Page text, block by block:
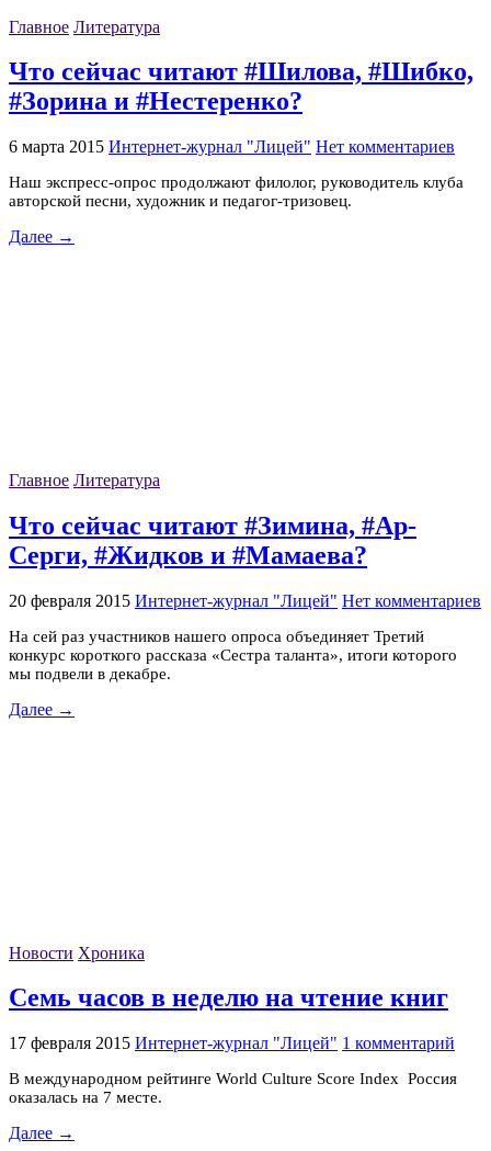
Главное Литература
Что сейчас читают #Шилова, #Шибко,
#Зорина и #Нестеренко?
6 марта 2015 Интернет-журнал "Лицей" Нет комментариев
Наш экспресс-опрос продолжают филолог, руководитель клуба
авторской песни, художник и педагог-тризовец.
Далее →
Главное Литература
Что сейчас читают #Зимина, #Ар-
Серги, #Жидков и #Мамаева?
20 февраля 2015 Интернет-журнал "Лицей" Нет комментариев
На сей раз участников нашего опроса объединяет Третий
конкурс короткого рассказа «Сестра таланта», итоги которого
мы подвели в декабре.
Далее →
Новости Хроника
Семь часов в неделю на чтение книг
17 февраля 2015 Интернет-журнал "Лицей" 1 комментарий
В международном рейтинге World Culture Score Index Россия
оказалась на 7 месте.
Далее →